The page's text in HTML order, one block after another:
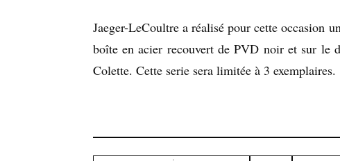
Jaeger-LeCoultre a réalisé pour cette occasion
boîte en acier recouvert de PVD noir et sur le
Colette. Cette serie sera limitée à 3 exemplaires.